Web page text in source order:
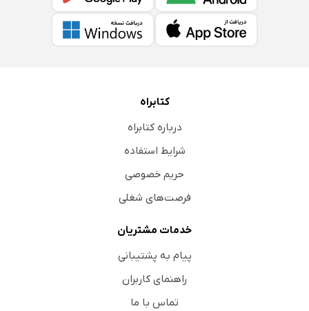
کتابراه
درباره کتابراه
شرایط استفاده
حریم خصوصی
فرصت‌های شغلی
خدمات مشتریان
پیام به پشتیبانی
راهنمای کاربران
تماس با ما